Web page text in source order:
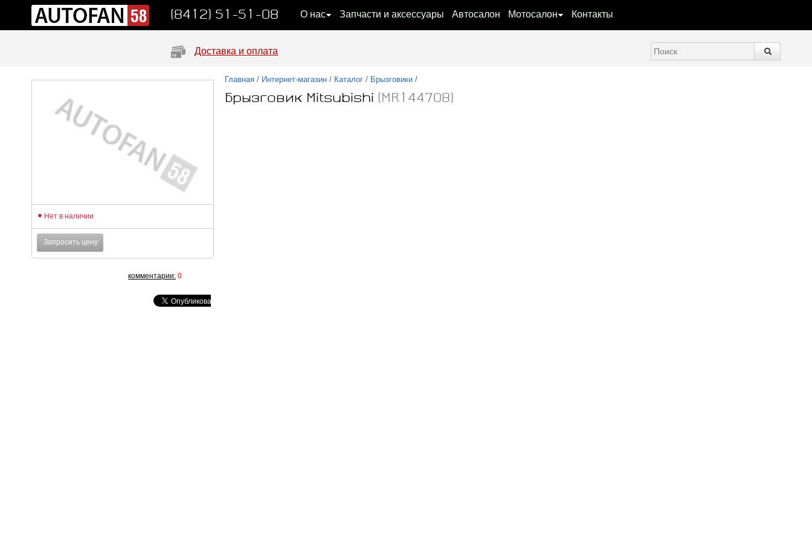
(8412) 51-51-08 О нас Запчасти и аксессуары Автосалон Мотосалон Контакты
Доставка и оплата
Главная / Интернет-магазин / Каталог / Брызговики /
Брызговик Mitsubishi (MR144708)
Нет в наличии
Запросить цену
комментарии: 0